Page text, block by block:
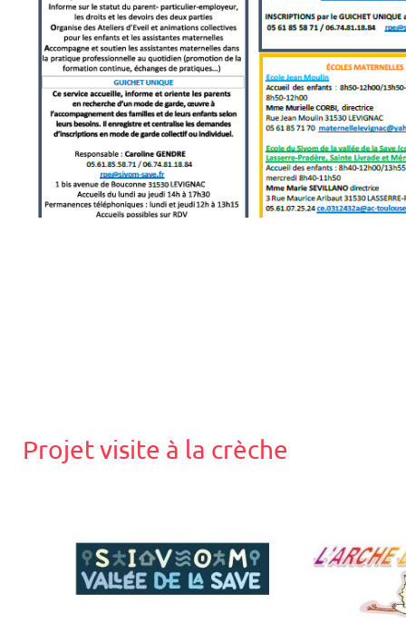
Projet visite à la crèche